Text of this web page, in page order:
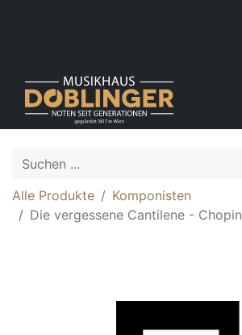
Alle Produkte
Komponisten
Die vergessene Cantilene - Chopin